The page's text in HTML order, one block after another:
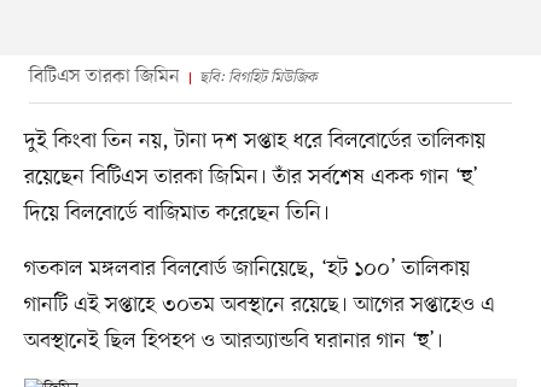
বিটিএস তারকা জিমিন ছবি: বিগহিট মিউজিক
দুই কিংবা তিন নয়, টানা দশ সপ্তাহ ধরে বিলবোর্ডের তালিকায়
রয়েছেন বিটিএস তারকা জিমিন। তাঁর সর্বশেষ একক গান ‘হু’
দিয়ে বিলবোর্ডে বাজিমাত করেছেন তিনি।
গতকাল মঙ্গলবার বিলবোর্ড জানিয়েছে, ‘হট ১০০’ তালিকায়
গানটি এই সপ্তাহে ৩০তম অবস্থানে রয়েছে। আগের সপ্তাহেও এ
অবস্থানেই ছিল হিপহপ ও আরঅ্যান্ডবি ঘরানার গান ‘হু’।